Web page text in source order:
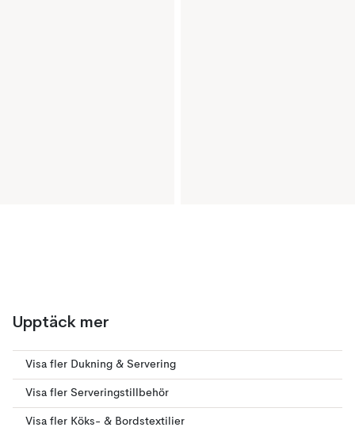
Upptäck mer
Visa fler Dukning & Servering
Visa fler Serveringstillbehör
Visa fler Köks- & Bordstextilier